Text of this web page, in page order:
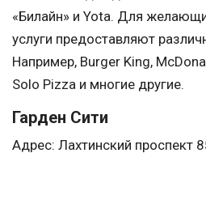
«Билайн» и Yota. Для
услуги предоставляют
Например, Burger King,
Solo Pizza и многие другие.
Гарден Сити
Адрес: Лахтинский проспект